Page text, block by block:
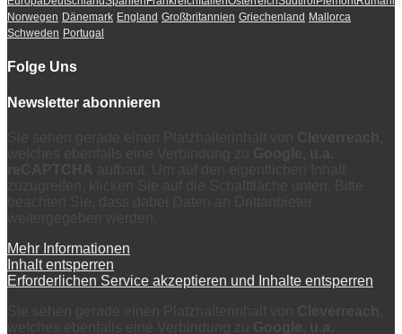
Norwegen Dänemark England Großbritannien Griechenland Mallorca
Schweden Portugal
Folge Uns
Newsletter abonnieren
Mehr Informationen
Inhalt entsperren
Erforderlichen Service akzeptieren und Inhalte entsperren